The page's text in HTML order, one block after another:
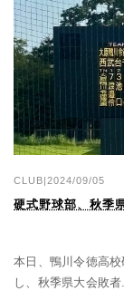
CLUB|2024/09/05
硬式野球部、秋季
本日、鴨川令徳高
し、秋季県大会敗